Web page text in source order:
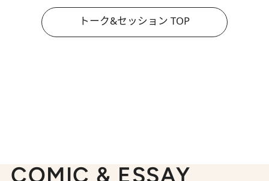
トーク&セッション TOP
COMIC & ESSAY